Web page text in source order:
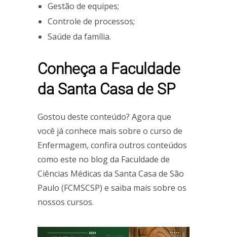
Gestão de equipes;
Controle de processos;
Saúde da família.
Conheça a Faculdade
da Santa Casa de SP
Gostou deste conteúdo? Agora que
você já conhece mais sobre o curso de
Enfermagem, confira outros conteúdos
como este no blog da Faculdade de
Ciências Médicas da Santa Casa de São
Paulo (FCMSCSP) e saiba mais sobre os
nossos cursos.